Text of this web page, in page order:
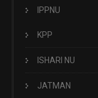
IPPNU
KPP
ISHARI NU
JATMAN